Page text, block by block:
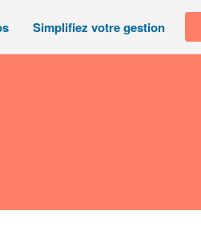
Simplifiez votre gestion